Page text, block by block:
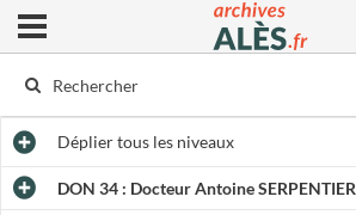
Archives municipales d'Alès
Ouvrir le menu déroulant
Dépliertous les niveaux
DON 34 : Docteur Antoine SERPENTIER